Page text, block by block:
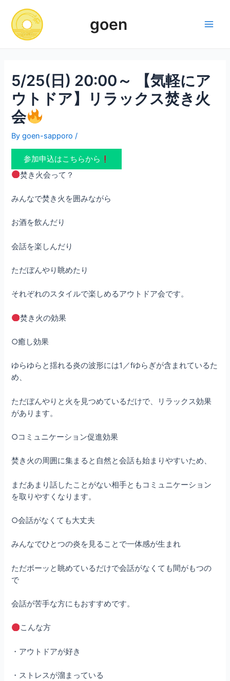
content
goen
5/25(日) 20:00～ 【気軽にア
ウトドア】リラックス焚き火
会
Bygoen-sapporo/
参加申込はこちらから
焚き火会って？
みんなで焚き火を囲みながら
お酒を飲んだり
会話を楽しんだり
ただぼんやり眺めたり
それぞれのスタイルで楽しめるアウトドア会です。
焚き火の効果
○癒し効果
ゆらゆらと揺れる炎の波形には1／fゆらぎが含まれているた
め、
ただぼんやりと火を見つめているだけで、リラックス効果
があります。
○コミュニケーション促進効果
焚き火の周囲に集まると自然と会話も始まりやすいため、
まだあまり話したことがない相手ともコミュニケーション
を取りやすくなります。
○会話がなくても大丈夫
みんなでひとつの炎を見ることで一体感が生まれ
ただボーッと眺めているだけで会話がなくても間がもつの
で
会話が苦手な方にもおすすめです。
こんな方
・アウトドアが好き
・ストレスが溜まっている